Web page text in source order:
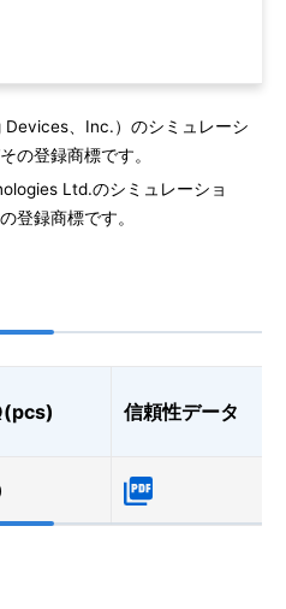
Devices、Inc.）のシミュレーシ
の登録商標です。
Ltd.のシミュレーショ
登録商標です。
信頼性データ